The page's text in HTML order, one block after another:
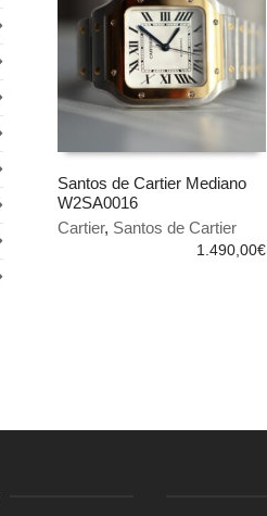
AÑADIR AL CARRITO
Santos de Cartier Mediano
W2SA0016
Cartier, Santos de Cartier
1.490,00€